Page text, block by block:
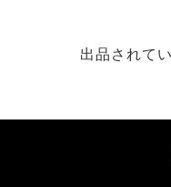
出品されて